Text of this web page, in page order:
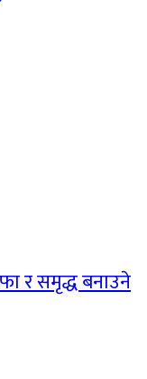
र समृद्ध बनाउने